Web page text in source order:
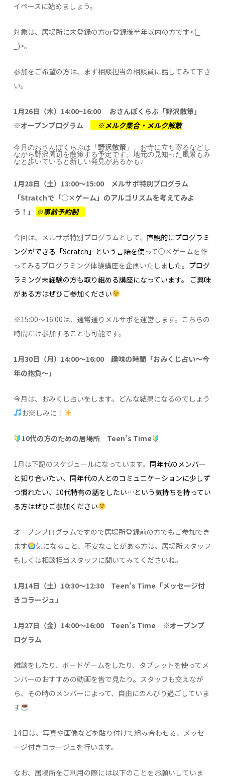
イペースに始めましょう。
対象は、居場所に未登録の方or登録後半年以内の方です<(_
_)>。
参加をご希望の方は、まず相談担当の相談員に話してみて下さ
い。
1月26日（木）14:00~16:00
おさんぽくらぶ「野沢散策」
※オープンプログラム
※メルク集合・メルク解散
今月のおさんぽくらぶは 「野沢散策」 。お寺に立ち寄るなどし
ながら野沢周辺を散策する予定です。地元の見知った風景もみ
なと歩いていると新しい発見があるかも♪
1月28日（土）13:00～15:00 メルサポ特別プログラム
「Stratchで「○×ゲーム」のアルゴリズムを考えてみよ
う！」
※事前予約制
今回は、メルサポ特別プログラムとして、直観的にプログラミ
ングができる「Scratch」という言語を使って○×ゲームを作
ってみるプログラミング体験講座を企画いたしま した。 プログ
ラミング未経験の方も取り組める講座になっています。 ご興味
がある方はぜひご参加ください
※15:00～16:00は、通常通りメルサポを運営します。こちらの
時間だけ参加することも可能です。
1月30日（月）14:00～16:00 趣味の時間「おみくじ占い～今
年の抱負～」
今月は、おみくじ占いをします。どんな結果になるのでしょう
お楽しみに！
10代の方のための居場所 Teen’s Time
1月は下記のスケジュールになっています。 同年代のメンバー
と知り合いたい、同年代の人とのコミュニケーションに少しず
つ慣れたい、10代特有の話をしたい…という気持ちを持ってい
る方はぜひご参加ください
オープンプログラムですので居場所登録前の方でもご参加でき
ます
気になること、不安なことがある方は、居場所スタッフ
もしくは相談担当スタッフに聞いてみてくださいね。
1月14日（土）10:30～12:30 Teen’s Time「メッセージ付
きコラージュ」
1月27日（金）14:00～16:00 Teen’s Time
※オープンプ
ログラム
雑談をしたり、ボードゲームをしたり、タブレットを使ってメ
ンバーのおすすめの動画を皆で見たり。スタッフも交えなが
ら、その時のメンバーによって、自由にのんびり過ごしていま
す
14日は、写真や画像などを貼り付けて組み合わせる、メッセ
ージ付きコラージュを行います。
なお、居場所をご利用の際には以下のことをお願いしていま